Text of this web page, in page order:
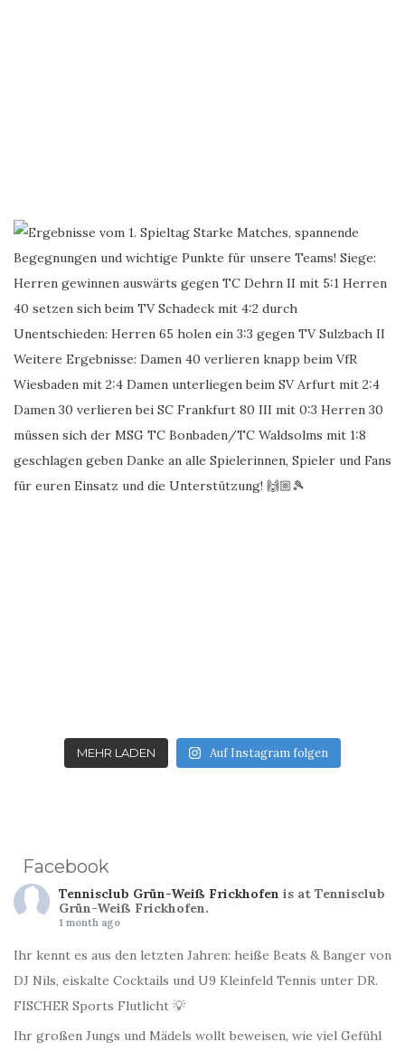
MEHR LADEN Auf Instagram folgen
Facebook
Tennisclub Grün-Weiß Frickhofen is at Tennisclub
Grün-Weiß Frickhofen.
1 month ago
Ihr kennt es aus den letzten Jahren: heiße Beats & Banger von
DJ Nils, eiskalte Cocktails und U9 Kleinfeld Tennis unter DR.
FISCHER Sports Flutlicht 💡
Ihr großen Jungs und Mädels wollt beweisen, wie viel Gefühl